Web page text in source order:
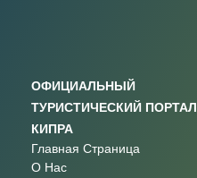
ОФИЦИАЛЬНЫЙ
ТУРИСТИЧЕСКИЙ ПОРТАЛ
КИПРА
Главная Страница
О Нас